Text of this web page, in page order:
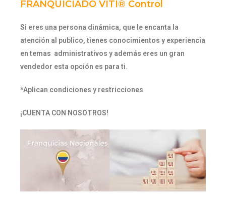
FRANQUICIADO VITÍ® Control
Si eres una persona dinámica, que le encanta la
atención al publico, tienes conocimientos y experiencia
en temas administrativos y además eres un gran
vendedor esta opción es para ti.
*Aplican condiciones y restricciones
¡CUENTA CON NOSOTROS!